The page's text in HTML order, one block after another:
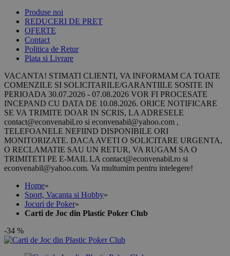
Produse noi
REDUCERI DE PRET
OFERTE
Contact
Politica de Retur
Plata si Livrare
VACANTA! STIMATI CLIENTI, VA INFORMAM CA TOATE
COMENZILE SI SOLICITARILE/GARANTIILE SOSITE IN
PERIOADA 30.07.2026 - 07.08.2026 VOR FI PROCESATE
INCEPAND CU DATA DE 10.08.2026. ORICE NOTIFICARE
SE VA TRIMITE DOAR IN SCRIS, LA ADRESELE
contact@econvenabil.ro si econvenabil@yahoo.com ,
TELEFOANELE NEFIIND DISPONIBILE ORI
MONITORIZATE. DACA AVETI O SOLICITARE URGENTA,
O RECLAMATIE SAU UN RETUR, VA RUGAM SA O
TRIMITETI PE E-MAIL LA contact@econvenabil.ro si
econvenabil@yahoo.com. Va multumim pentru intelegere!
Home»
Sport, Vacanta si Hobby»
Jocuri de Poker»
Carti de Joc din Plastic Poker Club
-34 %